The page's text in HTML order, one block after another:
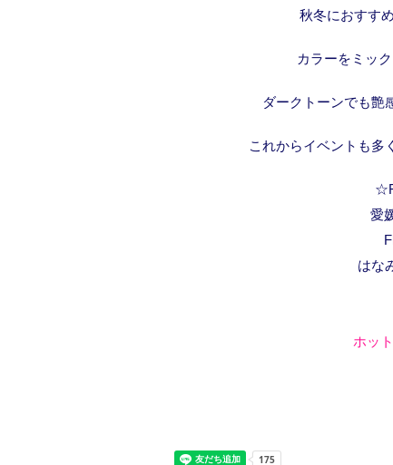
秋冬におすす
カラーをミッ
ダークトーンでも艶
これからイベントも多
愛
はな
ホッ